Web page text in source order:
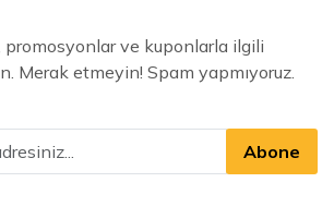
promosyonlar ve kuponlarla ilgili
Merak etmeyin! Spam yapmıyoruz.
Abone